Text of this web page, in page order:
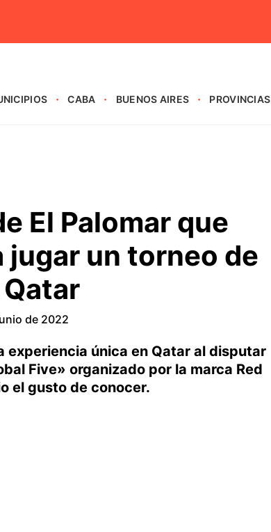
CABA BUENOS AIRES PROVINCIAS
El Palomar que
jugar un torneo de
de 2022
experiencia única en Qatar al disputar
Five» organizado por la marca Red
el gusto de conocer.